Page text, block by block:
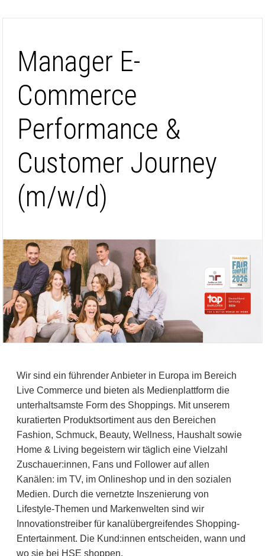
Manager E-
Commerce
Performance &
Customer Journey
(m/w/d)
Wir sind ein führender Anbieter in Europa im Bereich
Live Commerce und bieten als Medienplattform die
unterhaltsamste Form des Shoppings. Mit unserem
kuratierten Produktsortiment aus den Bereichen
Fashion, Schmuck, Beauty, Wellness, Haushalt sowie
Home & Living begeistern wir täglich eine Vielzahl
Zuschauer:innen, Fans und Follower auf allen
Kanälen: im TV, im Onlineshop und in den sozialen
Medien. Durch die vernetzte Inszenierung von
Lifestyle-Themen und Markenwelten sind wir
Innovationstreiber für kanalübergreifendes Shopping-
Entertainment. Die Kund:innen entscheiden, wann und
wo sie bei HSE shoppen.